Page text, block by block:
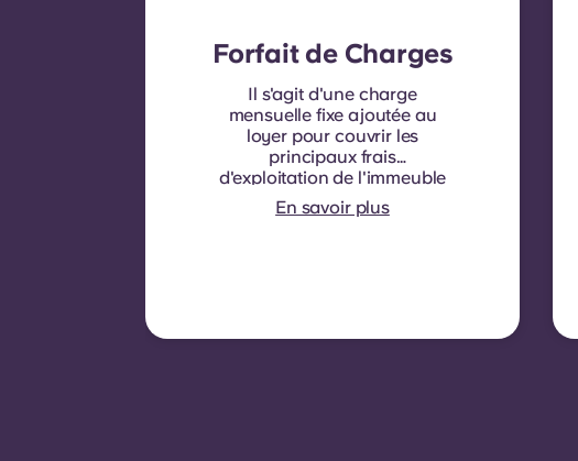
Forfait de Charges
Il s'agit d'une charge
mensuelle fixe ajoutée au
loyer pour couvrir les
principaux frais
d'exploitation de l'immeuble
et les charges locatives
normalement à la charge
charges d'exploitation de
En savoir plus